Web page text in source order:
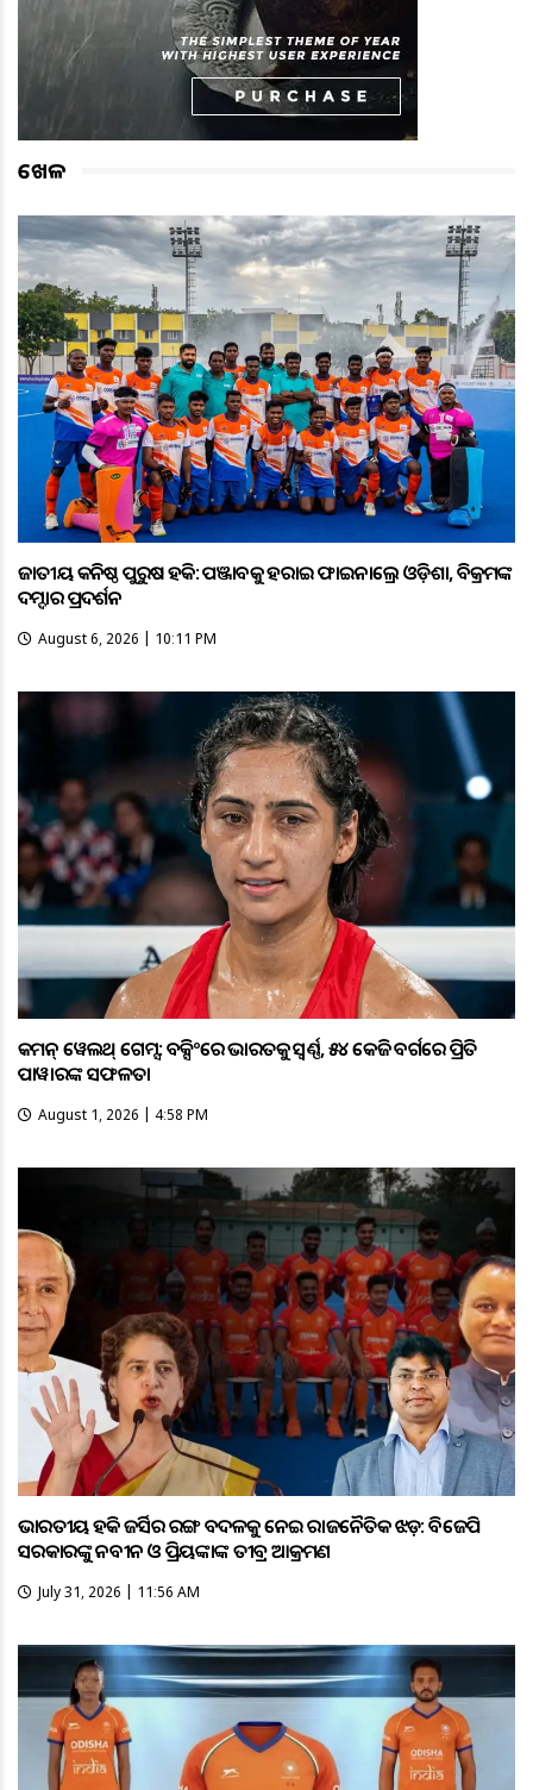
ଖେଳ
ଜାତୀୟ କନିଷ୍ଠ ପୁରୁଷ ହକି: ପଞ୍ଜାବକୁ ହରାଇ ଫାଇନାଲ୍ରେ ଓଡ଼ିଶା, ବିକ୍ରମଙ୍କ
ଦମ୍ଦାର ପ୍ରଦର୍ଶନ
August 6, 2026 | 10:11 PM
କମନ୍ ୱେଲଥ୍ ଗେମ୍ସ: ବକ୍ସିଂରେ ଭାରତକୁ ସ୍ବର୍ଣ୍ଣ, ୫୪ କେଜି ବର୍ଗରେ ପ୍ରିତି
ପାୱାରଙ୍କ ସଫଳତା
August 1, 2026 | 4:58 PM
ଭାରତୀୟ ହକି ଜର୍ସିର ରଙ୍ଗ ବଦଳକୁ ନେଇ ରାଜନୈତିକ ଝଡ଼: ବିଜେପି
ସରକାରଙ୍କୁ ନବୀନ ଓ ପ୍ରିୟଙ୍କାଙ୍କ ତୀବ୍ର ଆକ୍ରମଣ
July 31, 2026 | 11:56 AM